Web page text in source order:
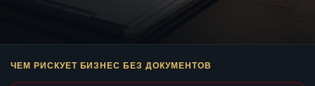
ЧЕМ РИСКУЕТ БИЗНЕС БЕЗ ДОКУМЕНТОВ